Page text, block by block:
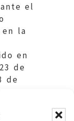
el
en la
en
de
de